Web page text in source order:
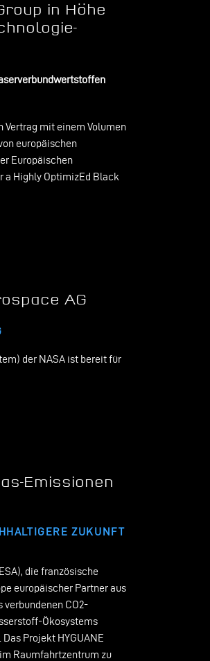
in Höhe
Vertrag mit einem Volumen
europäischen
Europäischen
a Highly OptimizEd Black
AG
der NASA ist bereit für
Emissionen
ZUKUNFT
die französische
europäischer Partner aus
CO2-
Ökosystems
Projekt HYGUANE
Raumfahrtzentrum zu